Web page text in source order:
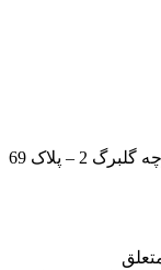
آدرس: کرج – میدان والفجر – خیابان یکتا – کوچه گلبرگ 2 – پلاک 69